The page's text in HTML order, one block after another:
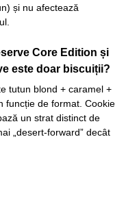
și nu afectează
Core Edition și
este doar biscuiții?
tutun blond + caramel +
funcție de format. Cookie
un strat distinct de
„desert-forward” decât